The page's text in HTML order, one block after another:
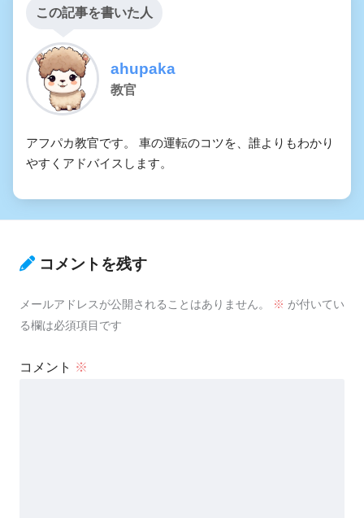
この記事を書いた人
ahupaka
教官
アフパカ教官です。 車の運転のコツを、誰よりもわかり
やすくアドバイスします。
コメントを残す
メールアドレスが公開されることはありません。 ※ が付いてい
る欄は必須項目です
コメント ※